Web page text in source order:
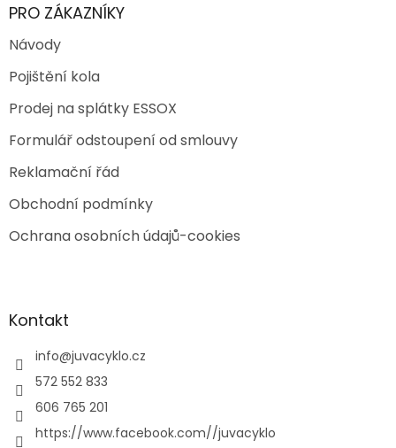
PRO ZÁKAZNÍKY
Návody
Pojištění kola
Prodej na splátky ESSOX
Formulář odstoupení od smlouvy
Reklamační řád
Obchodní podmínky
Ochrana osobních údajů-cookies
Kontakt
info@juvacyklo.cz
572 552 833
606 765 201
https://www.facebook.com//juvacyklo